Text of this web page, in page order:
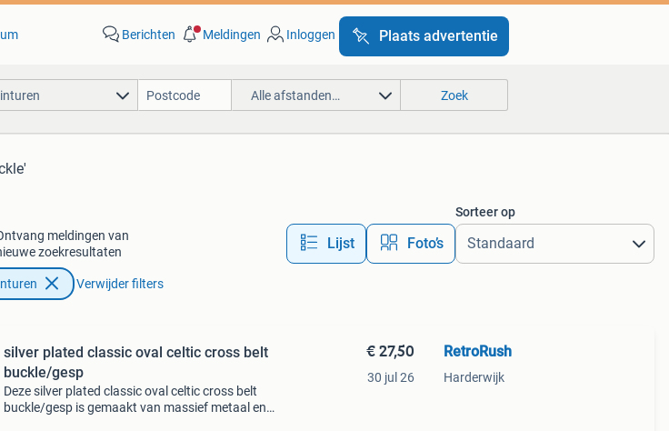
Berichten Meldingen Inloggen Plaats advertentie
Alle afstanden… Zoek
meldingen van
zoekresultaten
Lijst Foto’s
Sorteer op
Verwijder filters
silver plated classic oval celtic cross belt
buckle/gesp
Deze silver plated classic oval celtic cross belt
buckle/gesp is gemaakt van massief metaal en
€ 27,50
30 jul 26
RetroRush
Harderwijk